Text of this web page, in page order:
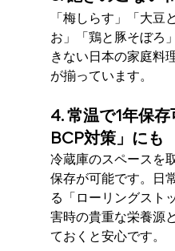
「梅しらす」「大豆
お」「鶏と豚そぼろ
きない日本の家庭料
が揃っています。
4. 常温で1年保存
BCP対策」にも
冷蔵庫のスペースを
保存が可能です。日
る「ローリングスト
害時の貴重な栄養源
ておくと安心です。